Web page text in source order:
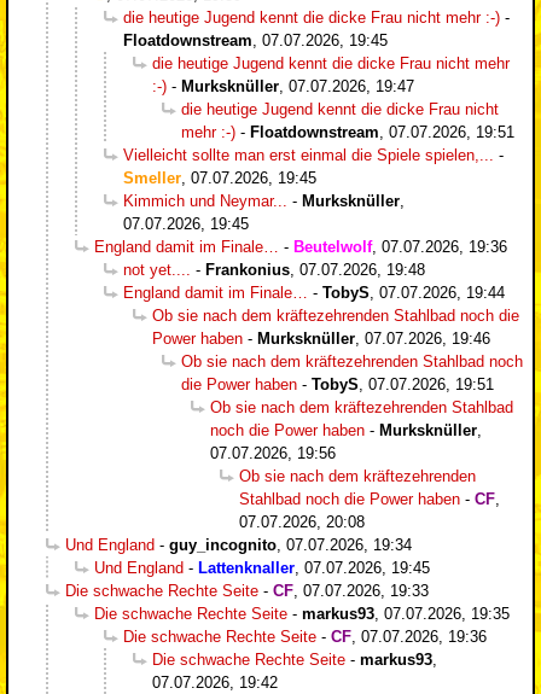
die heutige Jugend kennt die dicke Frau nicht mehr :-) -
Floatdownstream, 07.07.2026, 19:45
die heutige Jugend kennt die dicke Frau nicht mehr
:-) - Murksknüller, 07.07.2026, 19:47
die heutige Jugend kennt die dicke Frau nicht
mehr :-) - Floatdownstream, 07.07.2026, 19:51
Vielleicht sollte man erst einmal die Spiele spielen,... -
Smeller, 07.07.2026, 19:45
Kimmich und Neymar... - Murksknüller,
07.07.2026, 19:45
England damit im Finale… - Beutelwolf, 07.07.2026, 19:36
not yet.... - Frankonius, 07.07.2026, 19:48
England damit im Finale… - TobyS, 07.07.2026, 19:44
Ob sie nach dem kräftezehrenden Stahlbad noch die
Power haben - Murksknüller, 07.07.2026, 19:46
Ob sie nach dem kräftezehrenden Stahlbad noch
die Power haben - TobyS, 07.07.2026, 19:51
Ob sie nach dem kräftezehrenden Stahlbad
noch die Power haben - Murksknüller,
07.07.2026, 19:56
Ob sie nach dem kräftezehrenden
Stahlbad noch die Power haben - CF,
07.07.2026, 20:08
Und England - guy_incognito, 07.07.2026, 19:34
Und England - Lattenknaller, 07.07.2026, 19:45
Die schwache Rechte Seite - CF, 07.07.2026, 19:33
Die schwache Rechte Seite - markus93, 07.07.2026, 19:35
Die schwache Rechte Seite - CF, 07.07.2026, 19:36
Die schwache Rechte Seite - markus93,
07.07.2026, 19:42